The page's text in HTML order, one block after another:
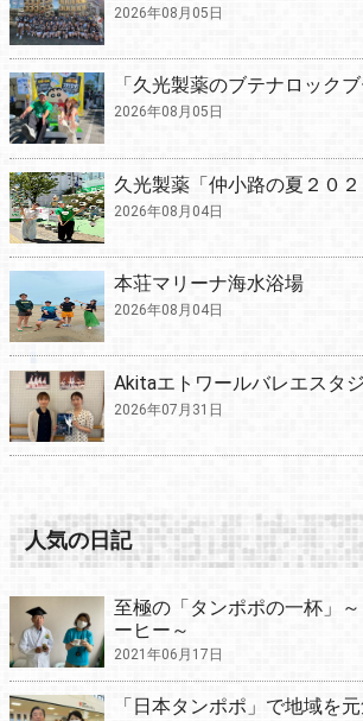
2026年08月05日
「久光製薬のブテナロックブ
2026年08月05日
久光製薬「仲小路の夏２０
2026年08月04日
本荘マリーナ海水浴場
2026年08月04日
Akitaエトワールバレエスタ
2026年07月31日
人気の日記
至極の「タンポポの一杯」
ーヒー～
2021年06月17日
「日本タンポポ」で地域を元